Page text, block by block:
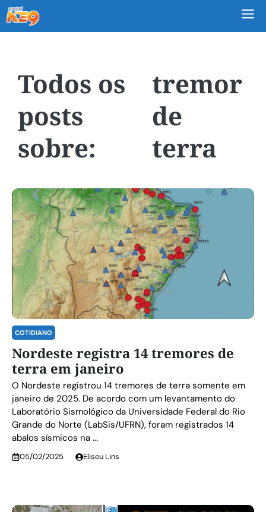
tremor
de
terra
COTIDIANO
Nordeste registra 14 tremores de
terra em janeiro
O Nordeste registrou 14 tremores de terra somente em
janeiro de 2025. De acordo com um levantamento do
Laboratório Sismológico da Universidade Federal do Rio
Grande do Norte (LabSis/UFRN), foram registrados 14
abalos sísmicos na ...
05/02/2025 Eliseu Lins